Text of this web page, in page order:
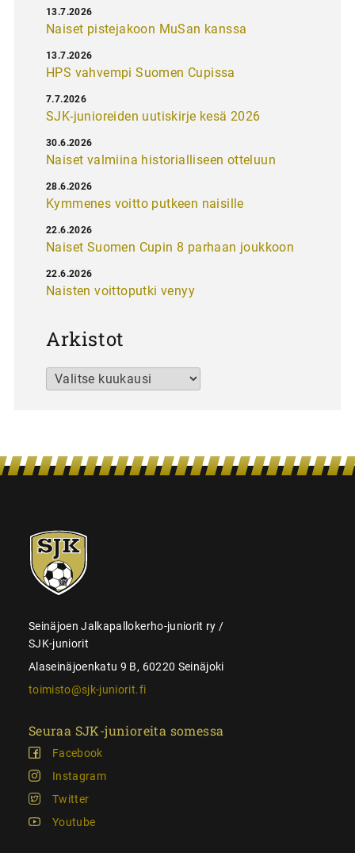
Naiset pistejakoon MuSan kanssa
13.7.2026
HPS vahvempi Suomen Cupissa
13.7.2026
SJK-junioreiden uutiskirje kesä 2026
7.7.2026
Naiset valmiina historialliseen otteluun
30.6.2026
Kymmenes voitto putkeen naisille
28.6.2026
Naiset Suomen Cupin 8 parhaan joukkoon
22.6.2026
Naisten voittoputki venyy
22.6.2026
Arkistot
Arkistot
SJK-
juniorit
Seinäjoen Jalkapallokerho-juniorit ry /
SJK-juniorit
Alaseinäjoenkatu 9 B, 60220 Seinäjoki
toimisto@sjk-juniorit.fi
Seuraa SJK-junioreita somessa
Facebook
Instagram
Twitter
Youtube